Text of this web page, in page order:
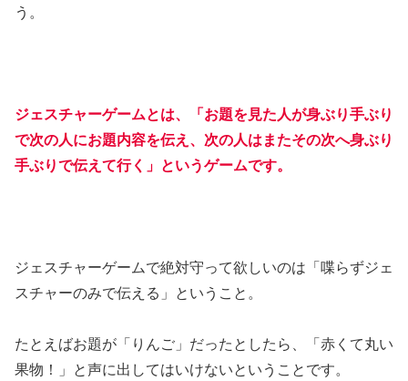
う。
ジェスチャーゲームとは、「お題を見た人が身ぶり手ぶり
で次の人にお題内容を伝え、次の人はまたその次へ身ぶり
手ぶりで伝えて行く」というゲームです。
ジェスチャーゲームで絶対守って欲しいのは「喋らずジェ
スチャーのみで伝える」ということ。
たとえばお題が「りんご」だったとしたら、「赤くて丸い
果物！」と声に出してはいけないということです。